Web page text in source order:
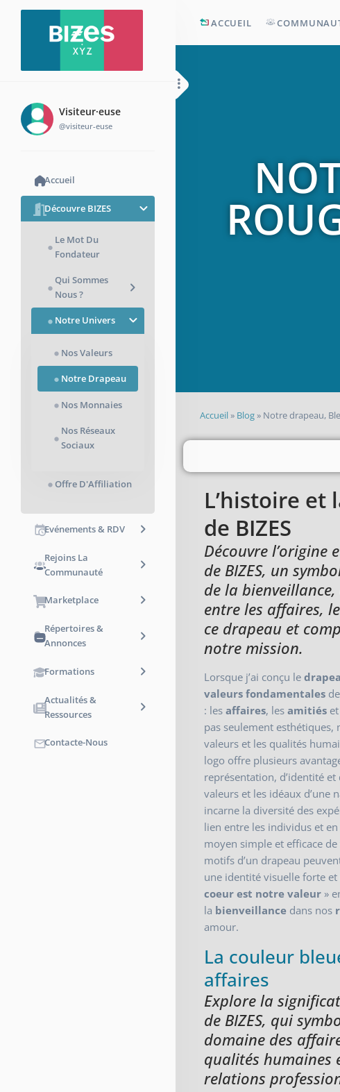
Visiteur·euse
@visiteur-euse
Accueil
Découvre BIZES
Le Mot Du
Fondateur
Qui Sommes
Nous ?
Notre Univers
Nos Valeurs
Notre Drapeau
Nos Monnaies
Nos Réseaux
Sociaux
Offre D'Affiliation
Evénements & RDV
Rejoins La
Communauté
Marketplace
Répertoires &
Annonces
Formations
Actualités &
Ressources
Contacte-Nous
ACCUEIL
Accueil» Blog» Notre drapeau,
L’histoire et
de BIZES
Découvre
de BIZES, un
de la
entre les affaires,
ce drapeau et
notre mission.
Lorsque j’ai conçu le
valeurs fondamentales
: lesaffaires, lesamitiés et
pas seulement
valeurs et les qualités
logo offre plusieurs
représentation, d’identité
valeurs et les idéaux d’une
incarne la diversité des
lien entre les individus et
moyen simple et efficace
motifs d’un drapeau
une identité visuelle forte et
coeur est notre valeur »
la bienveillance dans nos
amour.
La couleur
affaires
Explore la
de BIZES, qui
domaine des
qualités humaines
relations